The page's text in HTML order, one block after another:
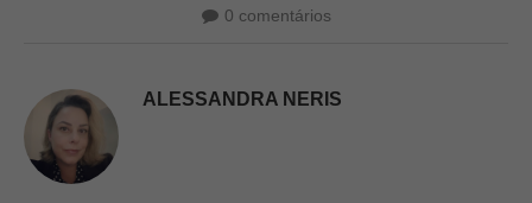
0 comentários
ALESSANDRA NERIS